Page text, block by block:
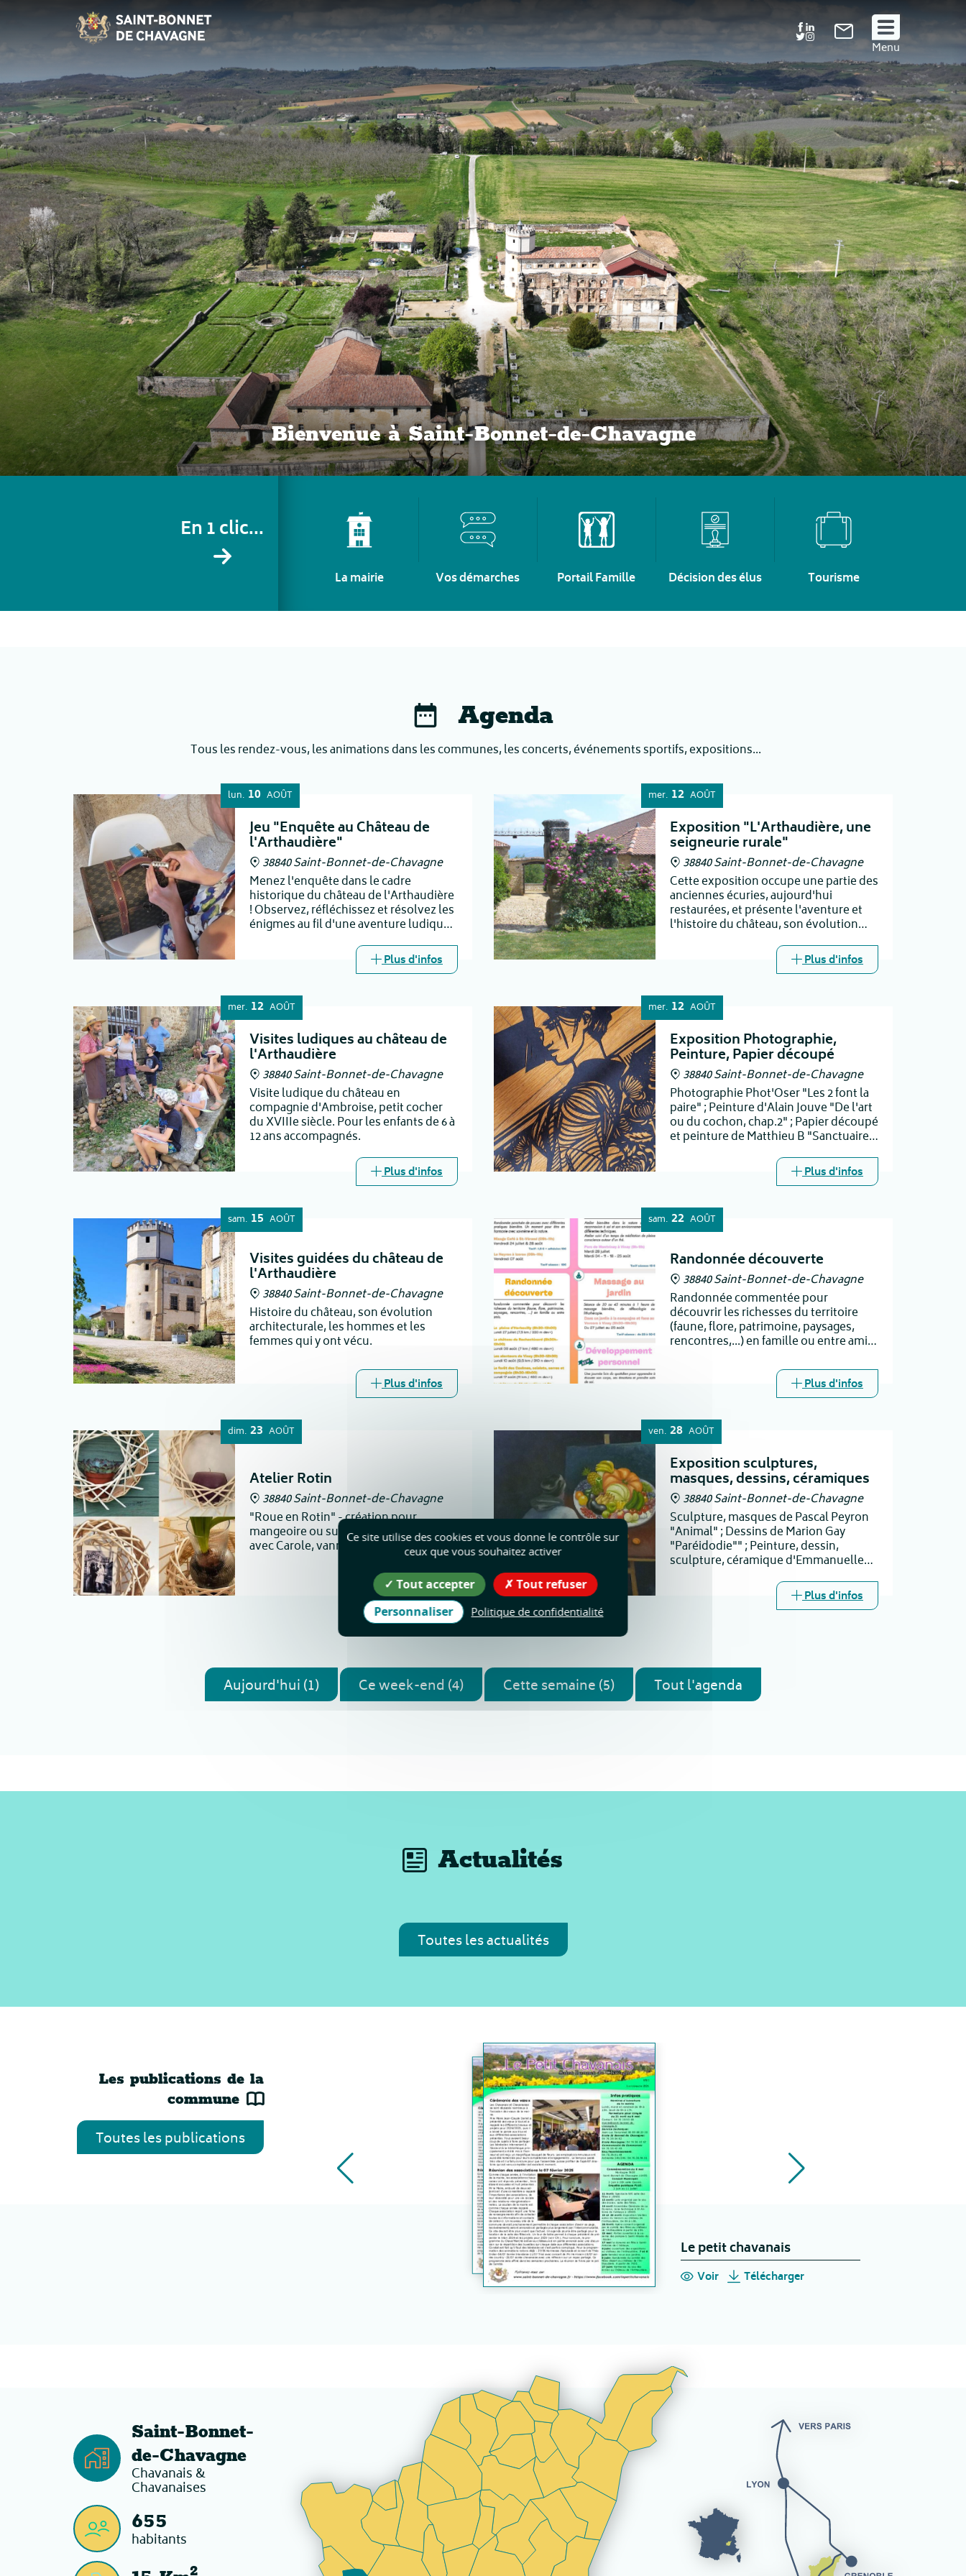
Suivez
!
Menu
Bienvenue à Saint-Bonnet-de-Chavagne
En 1 clic...
La mairie Vos démarches Portail Famille Décision des élus Tourisme
Agenda
Tous les rendez-vous, les animations dans les communes, les concerts, événements sportifs, expositions...
lun. 10 AOÛT
Jeu "Enquête au Château de
l'Arthaudière"
38840 Saint-Bonnet-de-Chavagne
Menez l'enquête dans le cadre
historique du château de l'Arthaudière
! Observez, réfléchissez et résolvez les
énigmes au fil d'une aventure ludique à
Plus d'infos
mer. 12 AOÛT
Exposition "L'Arthaudière, une
seigneurie rurale"
38840 Saint-Bonnet-de-Chavagne
Cette exposition occupe une partie des
anciennes écuries, aujourd'hui
restaurées, et présente l'aventure et
l'histoire du château, son évolution
les hommes qui y ont vécu.Plus d'infos
mer. 12 AOÛT
Visites ludiques au château de
l'Arthaudière
38840 Saint-Bonnet-de-Chavagne
Visite ludique du château en
compagnie d'Ambroise, petit cocher
du XVIIIe siècle. Pour les enfants de 6 à
12 ans accompagnés.
Plus d'infos
mer. 12 AOÛT
Exposition Photographie,
Peinture, Papier découpé
38840 Saint-Bonnet-de-Chavagne
Photographie Phot'Oser "Les 2 font la
paire" ; Peinture d'Alain Jouve "De l'art
ou du cochon, chap.2" ; Papier découpé
et peinture de Matthieu B "Sanctuaires,
Plus d'infos
sam. 15 AOÛT
Visites guidées du château de
l'Arthaudière
38840 Saint-Bonnet-de-Chavagne
Histoire du château, son évolution
architecturale, les hommes et les
femmes qui y ont vécu.
Plus d'infos
sam. 22 AOÛT
Randonnée découverte
38840 Saint-Bonnet-de-Chavagne
Randonnée commentée pour
découvrir les richesses du territoire
(faune, flore, patrimoine, paysages,
rencontres,...) en famille ou entre amis.
dev+ autour du château de
l'Arthaudière et du village.Plus d'infos
dim. 23 AOÛT
Atelier Rotin
38840 Saint-Bonnet-de-Chavagne
"Roue en Rotin" - création pour
mangeoire ou suspension à plante -
avec Carole, vannière professionnelle
Plus d'infos
ven. 28 AOÛT
Exposition sculptures,
masques, dessins, céramiques
38840 Saint-Bonnet-de-Chavagne
Sculpture, masques de Pascal Peyron
"Animal" ; Dessins de Marion Gay
"Paréidodie"" ; Peinture, dessin,
sculpture, céramique d'Emmanuelle
samedi 5 septembre à 16hPlus d'infos
Aujourd'hui (1) Ce week-end (4) Cette semaine (5) Tout l'agenda
Actualités
Toutes les actualités
Les publications de la
commune
Toutes les publications
Le petit chavanais
Voir Télécharger
Saint-Bonnet-
de-Chavagne
Chavanais &
Chavanaises
655
habitants
2
Panneau de gestion des cookies
Ce site utilise des cookies et vous donne le contrôle sur
ceux que vous souhaitez activer
Tout accepter
Tout refuser
Personnaliser
Politique de confidentialité